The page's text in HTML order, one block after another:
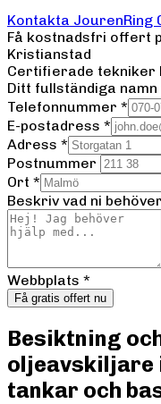
Kontakta JourenRing
Få kostnadsfri offert
Kristianstad
Certifierade tekniker
Ditt fullständiga namn
Telefonnummer *
E-postadress *
Adress *
Postnummer
Ort *
Beskriv vad ni
Webbplats *
Få gratis offert nu
Besiktning
oljeavskiljare
tankar och